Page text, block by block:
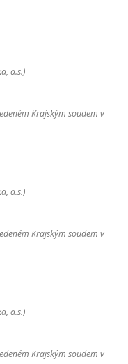
a.s.)
Krajským soudem v
a.s.)
Krajským soudem v
a.s.)
Krajským soudem v